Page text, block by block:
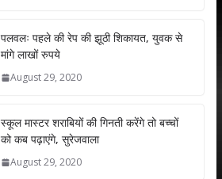
er e
dI
n
l e
पलवलः पहले की रेप की झूठी शिकायत, युवक से
मांगे लाखों रुपये
August 29, 2020
स्कूल मास्टर शराबियों की गिनती करेंगे तो बच्चों
को कब पढ़ाएंगे, सुरेजवाला
August 29, 2020